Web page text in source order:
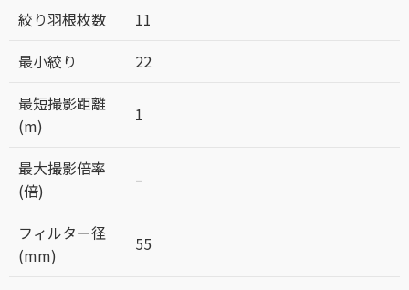
絞り羽根枚数
11
最小絞り
22
最短撮影距離
(m)
1
最大撮影倍率
(倍)
–
フィルター径
(mm)
55